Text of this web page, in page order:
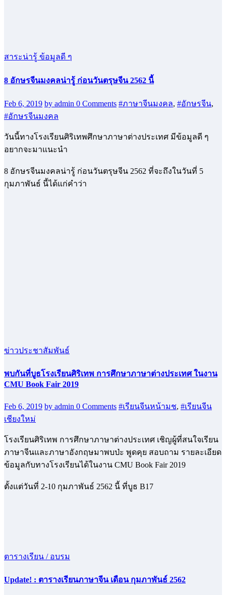
สาระน่ารู้ ข้อมูลดี ๆ
8 อักษรจีนมงคลน่ารู้ ก่อนวันตรุษจีน 2562 นี้
Feb 6, 2019 by admin 0 Comments #ภาษาจีนมงคล, #อักษรจีน,
#อักษรจีนมงคล
วันนี้ทางโรงเรียนศิริเทพศึกษาภาษาต่างประเทศ มีข้อมูลดี ๆ
อยากจะมาแนะนำ
8 อักษรจีนมงคลน่ารู้ ก่อนวันตรุษจีน 2562 ที่จะถึงในวันที่ 5
กุมภาพันธ์ นี้ได้แก่คำว่า
ข่าวประชาสัมพันธ์
พบกันที่บูธโรงเรียนศิริเทพ การศึกษาภาษาต่างประเทศ ในงาน
CMU Book Fair 2019
Feb 6, 2019 by admin 0 Comments #เรียนจีนหน้ามช, #เรียนจีน
เชียงใหม่
โรงเรียนศิริเทพ การศึกษาภาษาต่างประเทศ เชิญผู้ที่สนใจเรียน
ภาษาจีนและภาษาอังกฤษมาพบป่ะ พูดคุย สอบถาม รายละเอียด
ข้อมูลกับทางโรงเรียนได้ในงาน CMU Book Fair 2019
ตั้งแต่วันที่ 2-10 กุมภาพันธ์ 2562 นี้ ที่บูธ B17
ตารางเรียน / อบรม
Update! : ตารางเรียนภาษาจีน เดือน กุมภาพันธ์ 2562